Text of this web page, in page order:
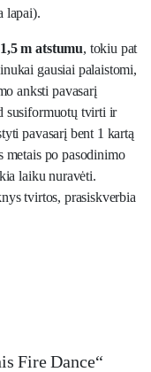
lapai).
m atstumu, tokiu pat
gausiai palaistomi,
anksti pavasarį
susiformuotų tvirti ir
pavasarį bent 1 kartą
metais po pasodinimo
laiku nuravėti.
tvirtos, prasiskverbia
Fire Dance“